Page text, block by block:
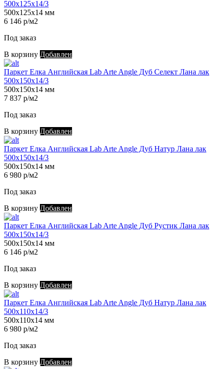
500х125х14/3
500х125х14 мм
6 146 р/м2
Под заказ
В корзину Добавлен
Паркет Елка Английская Lab Arte Angle Дуб Селект Лана лак
500х150х14/3
500х150х14 мм
7 837 р/м2
Под заказ
В корзину Добавлен
Паркет Елка Английская Lab Arte Angle Дуб Натур Лана лак
500х150х14/3
500х150х14 мм
6 980 р/м2
Под заказ
В корзину Добавлен
Паркет Елка Английская Lab Arte Angle Дуб Рустик Лана лак
500х150х14/3
500х150х14 мм
6 146 р/м2
Под заказ
В корзину Добавлен
Паркет Елка Английская Lab Arte Angle Дуб Натур Лана лак
500х110х14/3
500х110х14 мм
6 980 р/м2
Под заказ
В корзину Добавлен